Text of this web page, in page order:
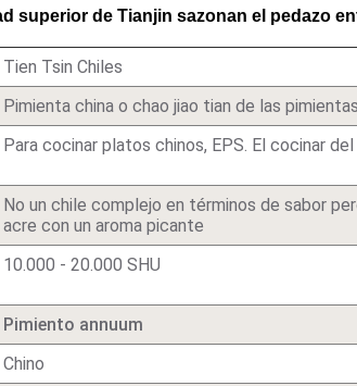
superior de Tianjin sazonan el pedazo
Tien Tsin Chiles
Pimienta china o chao jiao tian de las
Para cocinar platos chinos, EPS. El cocinar
No un chile complejo en términos de sabor
acre con un aroma picante
10.000 - 20.000 SHU
Pimiento annuum
Chino